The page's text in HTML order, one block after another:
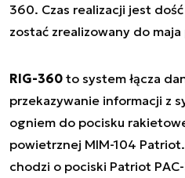
360. Czas realizacji jest
zostać zrealizowany do maja
RIG-360 to system łącza
przekazywanie informacji z
ogniem do pocisku
powietrznej MIM-104
chodzi o pociski Patriot